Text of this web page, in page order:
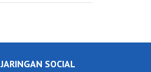
JARINGAN SOCIAL